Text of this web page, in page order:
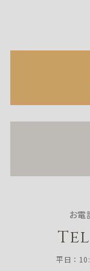
お電
平日：